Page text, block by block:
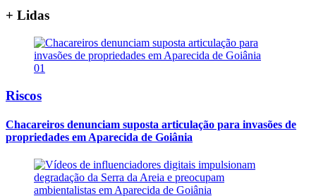
+ Lidas
01
Riscos
Chacareiros denunciam suposta articulação para invasões de
propriedades em Aparecida de Goiânia